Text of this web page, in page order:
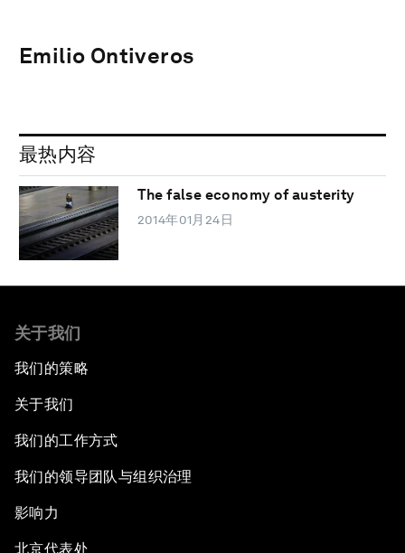
Emilio Ontiveros
最热内容
The false economy of austerity
2014年01月24日
关于我们
我们的策略
关于我们
我们的工作方式
我们的领导团队与组织治理
影响力
北京代表处